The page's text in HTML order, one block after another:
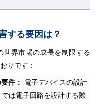
する要因は？
世界市場の成長を制限する
りです：
件： 電子デバイスの設計
は電子回路を設計する際